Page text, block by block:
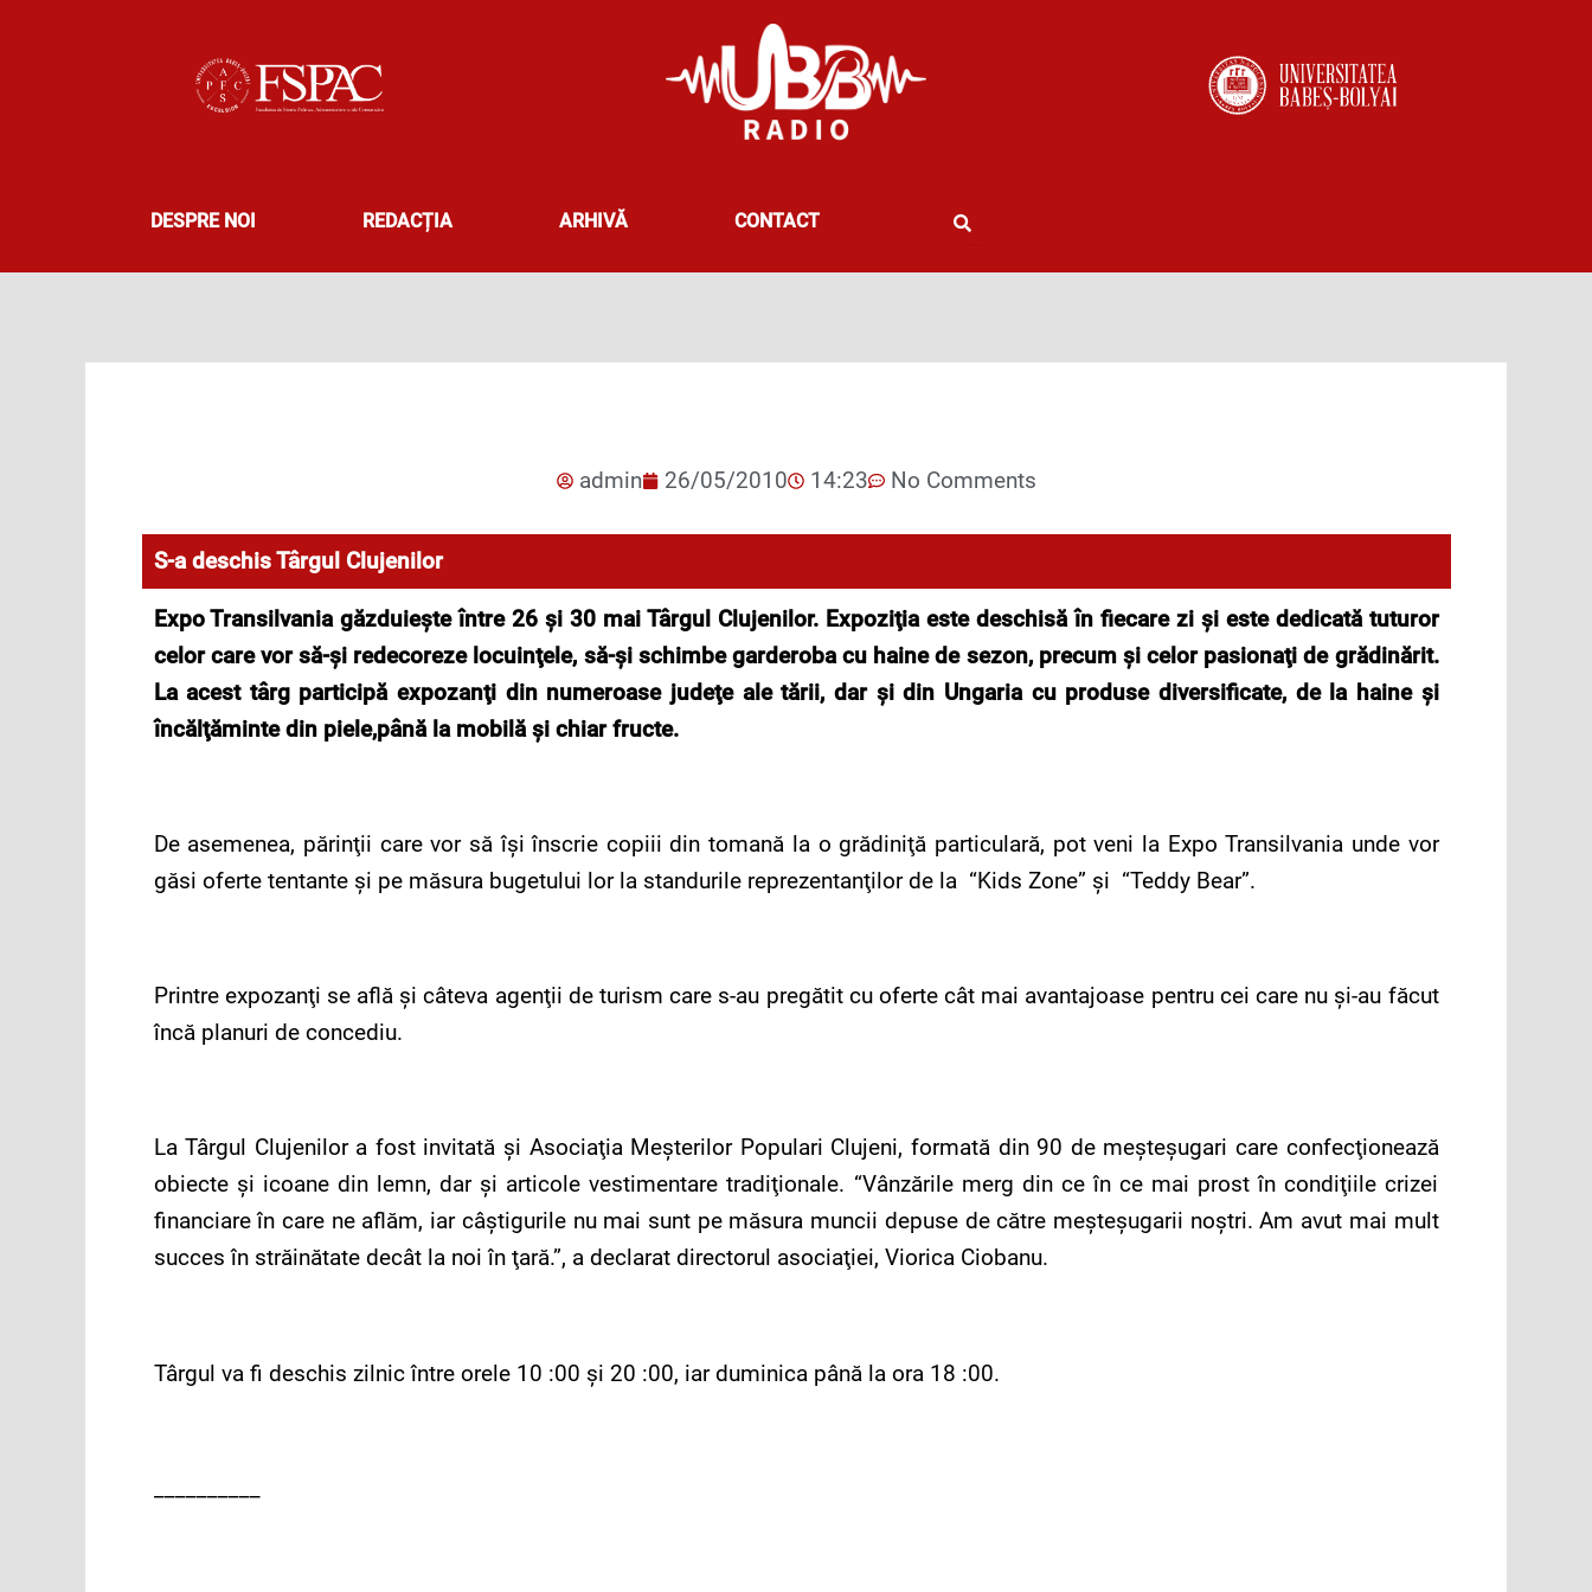
DESPRE NOI REDACȚIA ARHIVĂ CONTACT
admin 26/05/2010 14:23 No Comments
S-a deschis Târgul Clujenilor
Expo Transilvania găzduieşte între 26 şi 30 mai Târgul Clujenilor. Expoziţia este deschisă în fiecare zi şi este dedicată tuturor
celor care vor să-şi redecoreze locuinţele, să-şi schimbe garderoba cu haine de sezon, precum şi celor pasionaţi de grădinărit.
La acest târg participă expozanţi din numeroase judeţe ale tării, dar şi din Ungaria cu produse diversificate, de la haine şi
încălţăminte din piele,până la mobilă şi chiar fructe.
De asemenea, părinţii care vor să îşi înscrie copiii din tomană la o grădiniţă particulară, pot veni la Expo Transilvania unde vor
găsi oferte tentante şi pe măsura bugetului lor la standurile reprezentanţilor de la “Kids Zone” şi “Teddy Bear”.
Printre expozanţi se află şi câteva agenţii de turism care s-au pregătit cu oferte cât mai avantajoase pentru cei care nu şi-au făcut
încă planuri de concediu.
La Târgul Clujenilor a fost invitată şi Asociaţia Meşterilor Populari Clujeni, formată din 90 de meşteşugari care confecţionează
obiecte şi icoane din lemn, dar şi articole vestimentare tradiţionale. “Vânzările merg din ce în ce mai prost în condiţiile crizei
financiare în care ne aflăm, iar câştigurile nu mai sunt pe măsura muncii depuse de către meşteşugarii noştri. Am avut mai mult
succes în străinătate decât la noi în ţară.”, a declarat directorul asociaţiei, Viorica Ciobanu.
Târgul va fi deschis zilnic între orele 10 :00 şi 20 :00, iar duminica până la ora 18 :00.